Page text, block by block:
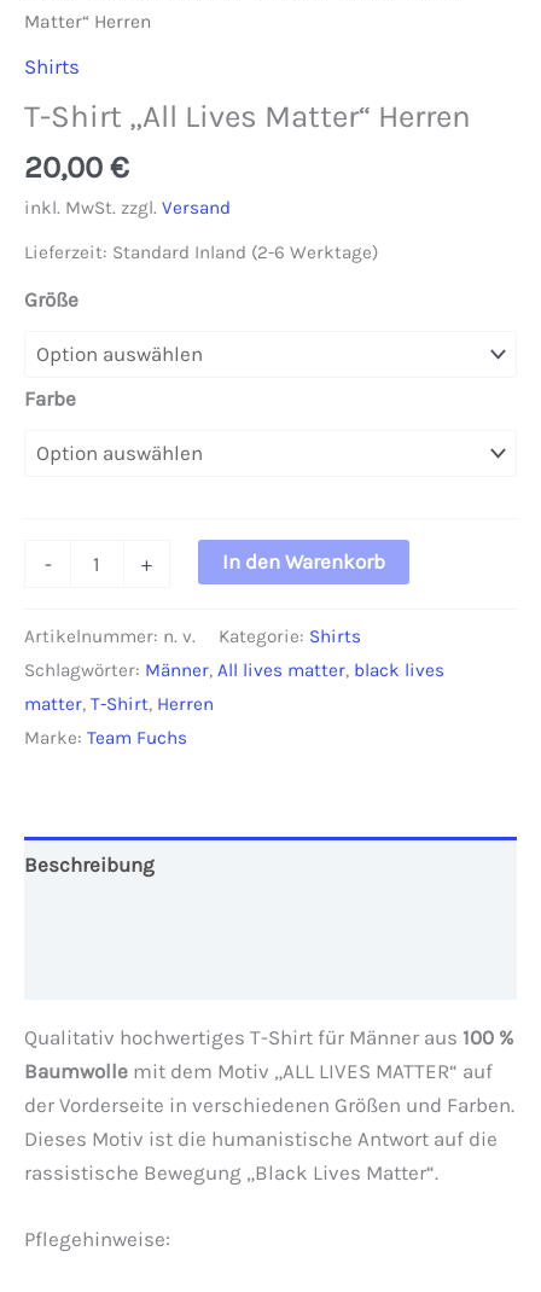
Matter“ Herren
Shirts
T-Shirt „All Lives Matter“ Herren
20,00 €
inkl. MwSt. zzgl. Versand
Lieferzeit: Standard Inland (2-6 Werktage)
Größe
Farbe
-
"All
Lives
Herren
+ In den Warenkorb
Artikelnummer: n. v. Kategorie: Shirts
Schlagwörter: Männer, All lives matter, black lives
matter, T-Shirt, Herren
Marke: Team Fuchs
Beschreibung
Qualitativ hochwertiges T-Shirt für Männer aus 100 %
Baumwolle mit dem Motiv „ALL LIVES MATTER“ auf
der Vorderseite in verschiedenen Größen und Farben.
Dieses Motiv ist die humanistische Antwort auf die
rassistische Bewegung „Black Lives Matter“.
Pflegehinweise: